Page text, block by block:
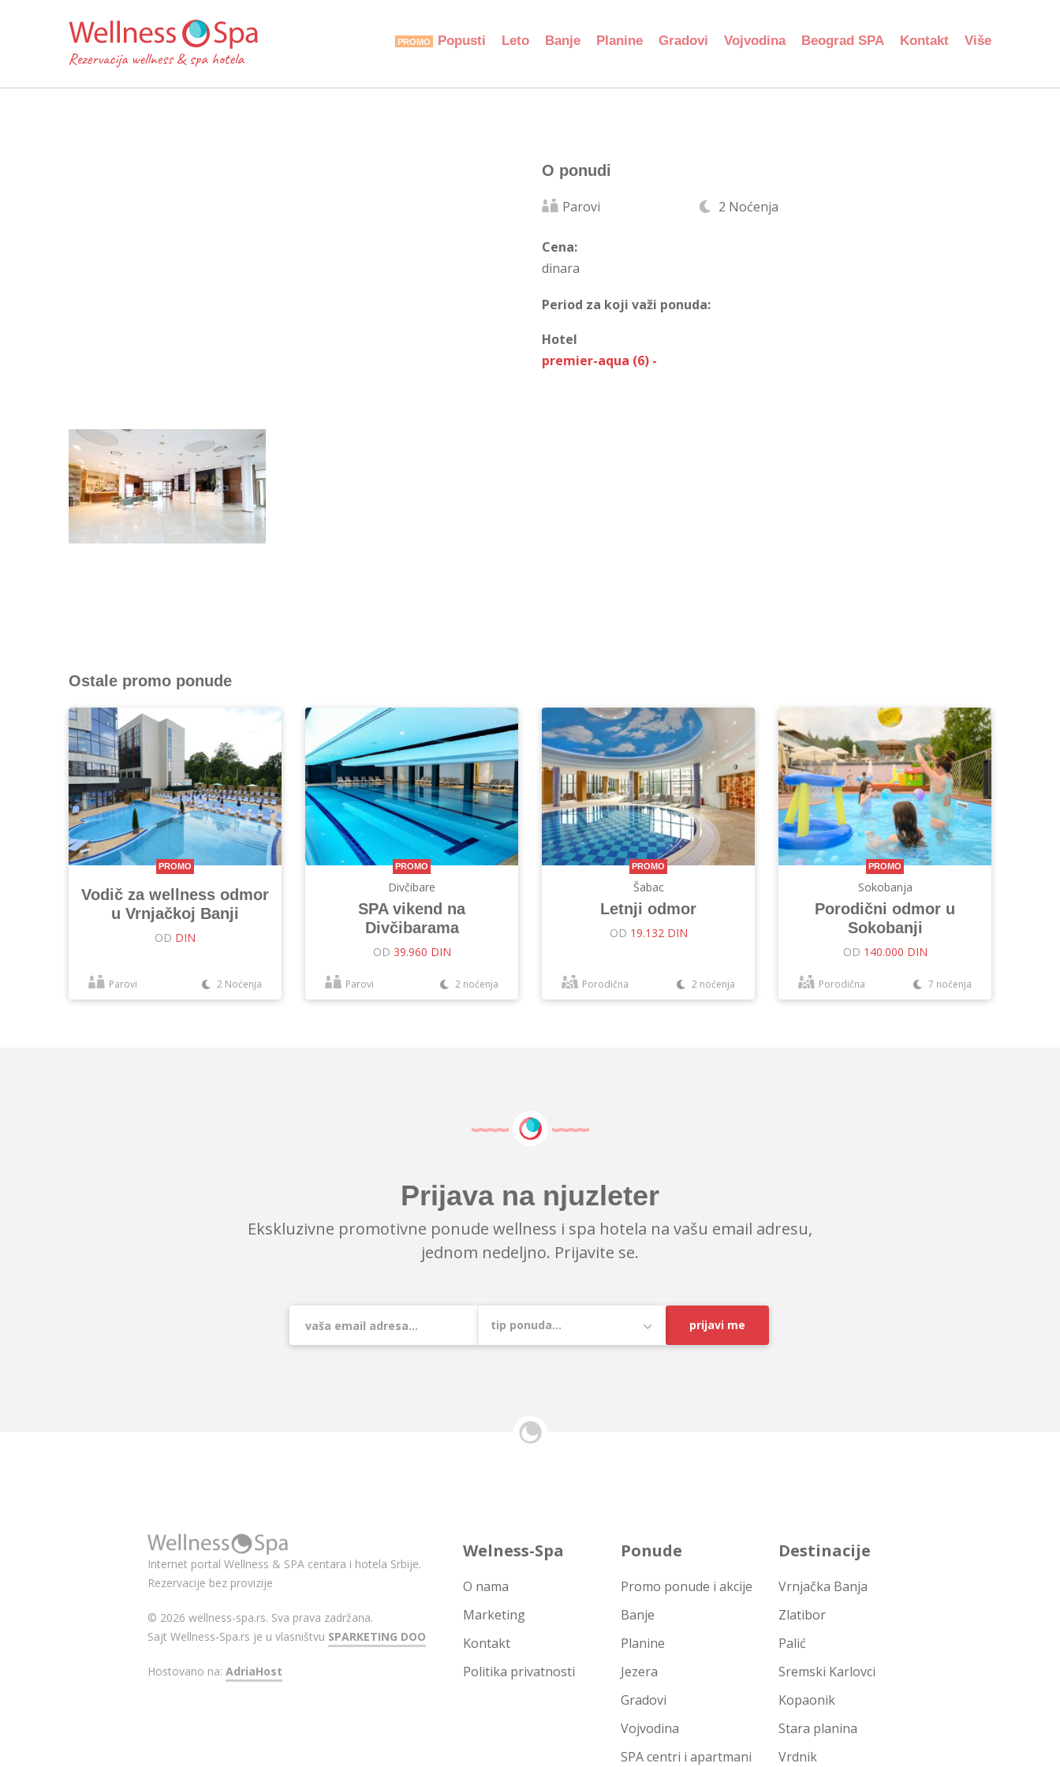
Popusti Leto Banje Planine Gradovi Vojvodina Beograd SPA Kontakt Više
O ponudi
Parovi 2 Noćenja
Cena:
dinara
Period za koji važi ponuda:
Hotel
premier-aqua (6) -
Ostale promo ponude
PROMO
Vodič za wellness odmor
u Vrnjačkoj Banji
OD DIN
Parovi 2 Noćenja
PROMO
Divčibare
SPA vikend na
Divčibarama
OD 39.960 DIN
Parovi 2 noćenja
PROMO
Šabac
Letnji odmor
OD 19.132 DIN
Porodična 2 noćenja
PROMO
Sokobanja
Porodični odmor u
Sokobanji
OD 140.000 DIN
Porodična 7 noćenja
Prijava na njuzleter
Ekskluzivne promotivne ponude wellness i spa hotela na vašu email adresu,
jednom nedeljno. Prijavite se.
prijavi me
Internet portal Wellness & SPA centara i hotela Srbije.
Rezervacije bez provizije
© 2026 wellness-spa.rs. Sva prava zadržana.
Sajt Wellness-Spa.rs je u vlasništvu SPARKETING DOO
Hostovano na: AdriaHost
Welness-Spa
O nama
Marketing
Kontakt
Politika privatnosti
Ponude
Promo ponude i akcije
Banje
Planine
Jezera
Gradovi
Vojvodina
SPA centri i apartmani
Destinacije
Vrnjačka Banja
Zlatibor
Palić
Sremski Karlovci
Kopaonik
Stara planina
Vrdnik